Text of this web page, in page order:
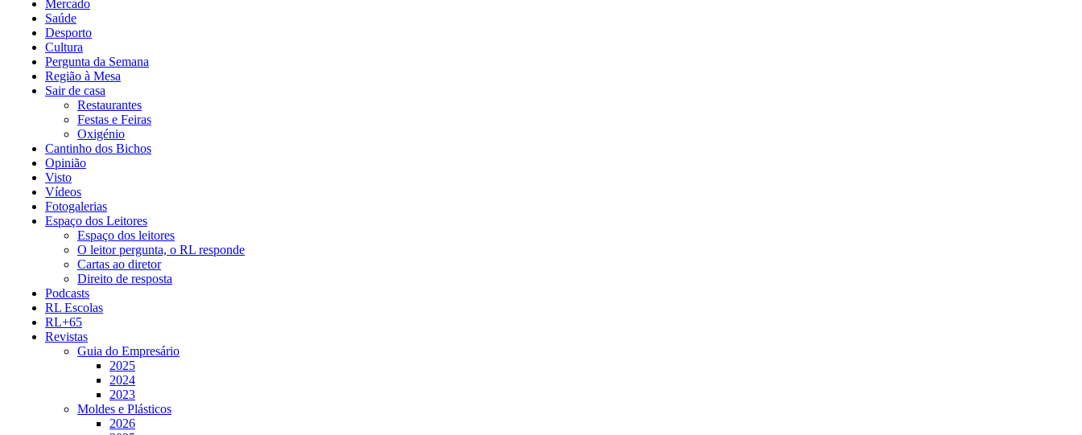
Mercado
Saúde
Desporto
Cultura
Pergunta da Semana
Região à Mesa
Sair de casa
Restaurantes
Festas e Feiras
Oxigénio
Cantinho dos Bichos
Opinião
Visto
Vídeos
Fotogalerias
Espaço dos Leitores
Espaço dos leitores
O leitor pergunta, o RL responde
Cartas ao diretor
Direito de resposta
Podcasts
RL Escolas
RL+65
Revistas
Guia do Empresário
2025
2024
2023
Moldes e Plásticos
2026